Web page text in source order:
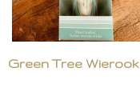
Green Tree Wierook